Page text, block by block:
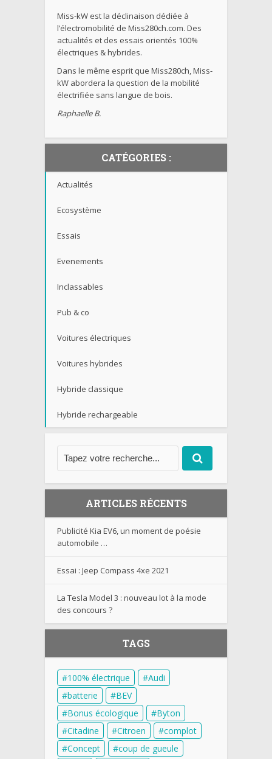
Miss-kW est la déclinaison dédiée à
l’électromobilité de Miss280ch.com. Des
actualités et des essais orientés 100%
électriques & hybrides.
Dans le même esprit que Miss280ch, Miss-
kW abordera la question de la mobilité
électrifiée sans langue de bois.
Raphaelle B.
CATÉGORIES :
Actualités
Ecosystème
Essais
Evenements
Inclassables
Pub & co
Voitures électriques
Voitures hybrides
Hybride classique
Hybride rechargeable
ARTICLES RÉCENTS
Publicité Kia EV6, un moment de poésie
automobile …
Essai : Jeep Compass 4xe 2021
La Tesla Model 3 : nouveau lot à la mode
des concours ?
TAGS
100% électrique
Audi
batterie
BEV
Bonus écologique
Byton
Citadine
Citroen
complot
Concept
coup de gueule